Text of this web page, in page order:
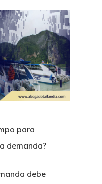
para
demanda?
debe
Tailandia
Licitaciones
Diligencia Debida A
Direccion Registral
Impuestos E IVA
Registro De Yates
Ciudadania Por
Colecciones De Arte